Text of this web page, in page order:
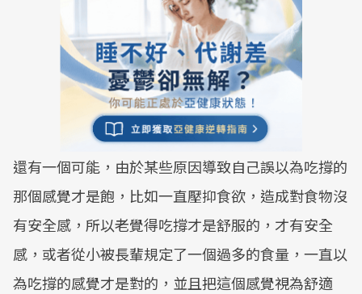
還有一個可能，由於某些原因導致自己誤以為吃撐的
那個感覺才是飽，比如一直壓抑食欲，造成對食物沒
有安全感，所以老覺得吃撐才是舒服的，才有安全
感，或者從小被長輩規定了一個過多的食量，一直以
為吃撐的感覺才是對的，並且把這個感覺視為舒適